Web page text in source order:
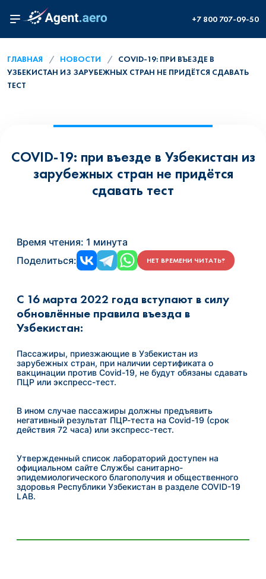
+7 800 707-09-50
ГЛАВНАЯ НОВОСТИ
COVID-19: ПРИ ВЪЕЗДЕ В
УЗБЕКИСТАН ИЗ ЗАРУБЕЖНЫХ СТРАН НЕ ПРИДЁТСЯ СДАВАТЬ
ТЕСТ
COVID-19: при въезде в Узбекистан из
зарубежных стран не придётся
сдавать тест
Время чтения: 1 минута
Поделиться:
НЕТ ВРЕМЕНИ ЧИТАТЬ?
С 16 марта 2022 года вступают в силу
обновлённые правила въезда в
Узбекистан:
Пассажиры, приезжающие в Узбекистан из
зарубежных стран, при наличии сертификата о
вакцинации против Covid-19, не будут обязаны сдавать
ПЦР или экспресс-тест.
В ином случае пассажиры должны предъявить
негативный результат ПЦР-теста на Covid-19 (срок
действия 72 часа) или экспресс-тест.
Утвержденный список лабораторий доступен на
официальном сайте Службы санитарно-
эпидемиологического благополучия и общественного
здоровья Республики Узбекистан в разделе COVID-19
LAB.